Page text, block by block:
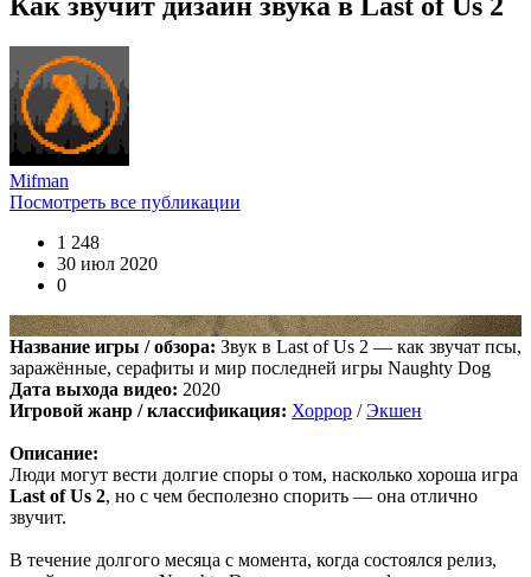
Цитата: cord
Представлено несколько ссылок на скачивание (торрент,
архив и FLAC), но основной – Unofficial Game Soundtrack
OST. На странице можно послушать онлайн полную версию,
включая треки от Paul Linford
😁👏Огромная благодарность за труд. Не ожидал, что будет
полный саундтрек в хорошем качестве. За flac отдельная
благодарность ✔
cord :Boycenunse
Soundtrack (OST):
скачать
Представлено несколько ссылок на скачивание (торрент,
архив и FLAC), но основной – Unofficial Game Soundtrack
включая треки от Paul Linford
Сборник получился добротный, наслаждайтесь!
Boycenunse:Добавьте пожалуйста саундтрек из игры NFS
Как звучит дизайн звука в Last of Us 2
Mifman
Посмотреть все публикации
1 248
30 июл 2020
0
Название игры / обзора: Звук в Last of Us 2 — как звучат псы,
заражённые, серафиты и мир последней игры Naughty Dog
Дата выхода видео: 2020
Игровой жанр / классификация: Хоррор /Экшен
Описание:
Люди могут вести долгие споры о том, насколько хороша игра
Last of Us 2, но с чем бесполезно спорить — она отлично
звучит.
В течение долгого месяца с момента, когда состоялся релиз,